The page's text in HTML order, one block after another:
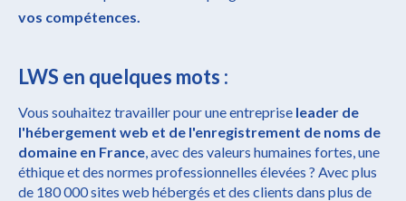
vos compétences.
LWS en quelques mots :
Vous souhaitez travailler pour une entreprise leader de
l'hébergement web et de l'enregistrement de noms de
domaine en France , avec des valeurs humaines fortes, une
éthique et des normes professionnelles élevées ? Avec plus
de 180 000 sites web hébergés et des clients dans plus de